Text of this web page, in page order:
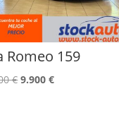
Romeo 159
€El
9.900€El